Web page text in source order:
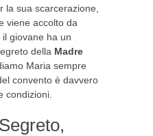
la sua scarcerazione,
viene accolto da
giovane ha un
della Madre
Maria sempre
convento è davvero
condizioni.